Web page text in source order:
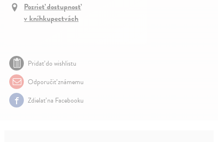
Pozrieť dostupnosť
v kníhkupectvách
Pridať do wishlistu
Odporučiť známemu
Zdielať na Facebooku